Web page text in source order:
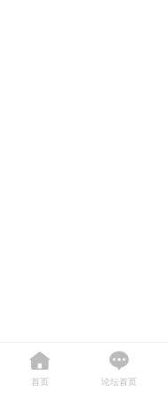
首页 论坛首页